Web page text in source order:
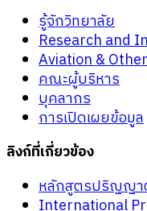
รู้จักวิทยาลัย
Research and
Aviation &
คณะผู้บริหาร
บุคลากร
การเปิดเผยข้อมูล
ลิงก์ที่เกี่ยวข้อง
หลักสูตรปริญญา
International